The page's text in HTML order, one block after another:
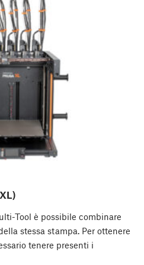
Tool è possibile combinare
stessa stampa. Per ottenere
tenere presenti i